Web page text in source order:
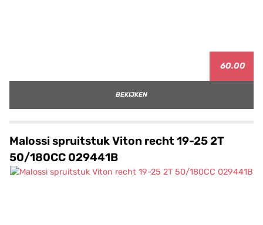
60.00
BEKIJKEN
Malossi spruitstuk Viton recht 19-25 2T
50/180CC 029441B